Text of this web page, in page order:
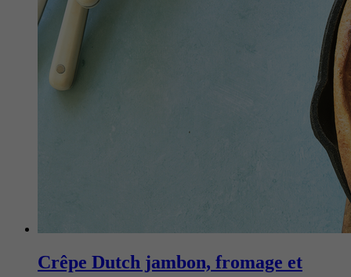
Crêpe Dutch jambon, fromage et